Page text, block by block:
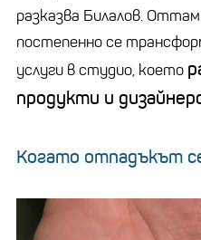
разказва Билалов.
постепенно се
услуги в студио, което
продукти и
Когато отпадъкът